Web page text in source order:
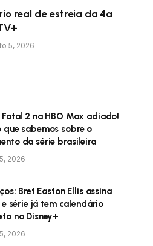
real de estreia da 4ª
5, 2026
Fatal 2 na HBO Max adiado!
que sabemos sobre o
da série brasileira
2026
Bret Easton Ellis assina
série já tem calendário
no Disney+
2026